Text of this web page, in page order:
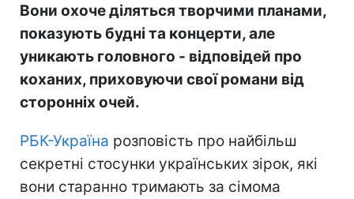
Вони охоче діляться творчими планами,
показують будні та концерти, але
уникають головного - відповідей про
коханих, приховуючи свої романи від
сторонніх очей.
РБК-Україна розповість про найбільш
секретні стосунки українських зірок, які
вони старанно тримають за сімома